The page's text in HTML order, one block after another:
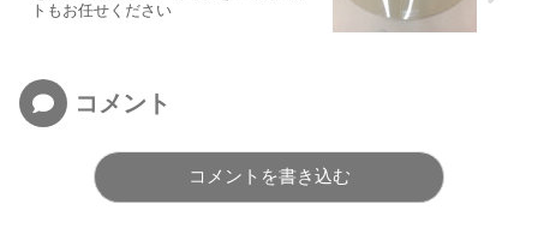
トもお任せください
コメント
コメントを書き込む